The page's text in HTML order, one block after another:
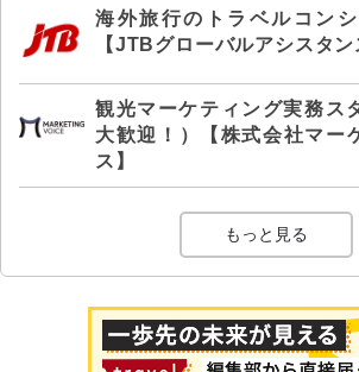
海外旅行のトラベルコン
【JTBグローバルアシスタン
観光マーケティング実務ス
大歓迎！）【株式会社マー
ス】
もっと見る